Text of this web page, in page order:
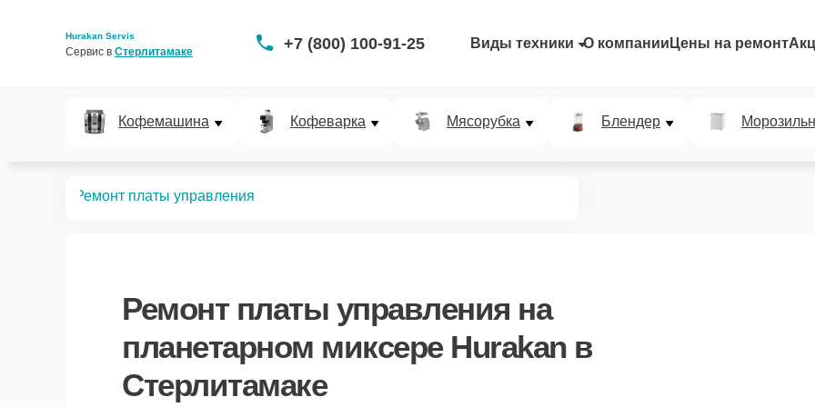
Hurakan Servis
Сервис в Стерлитамаке +7 (800) 100-91-25 Виды техники О компании Цены на ремонт
Кофемашина Кофеварка Мясорубка Блендер
Ремонт платы управления
Ремонт платы управления на
планетарном миксере Hurakan в
Стерлитамаке